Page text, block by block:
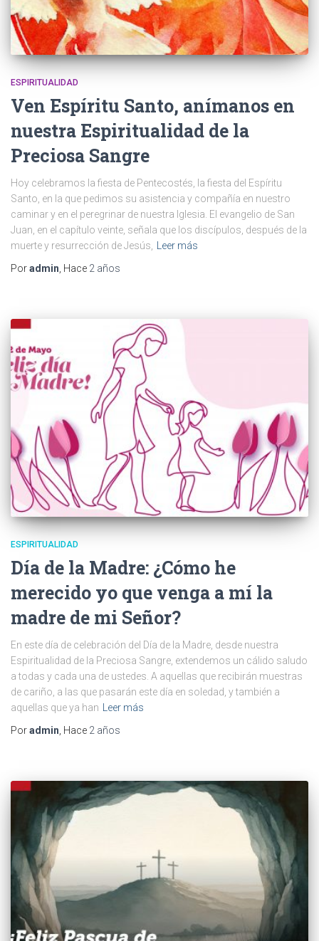
ESPIRITUALIDAD
Ven Espíritu Santo, anímanos en
nuestra Espiritualidad de la
Preciosa Sangre
Hoy celebramos la fiesta de Pentecostés, la fiesta del Espíritu
Santo, en la que pedimos su asistencia y compañía en nuestro
caminar y en el peregrinar de nuestra Iglesia. El evangelio de San
Juan, en el capítulo veinte, señala que los discípulos, después de la
muerte y resurrección de Jesús,
Leer más
Poradmin , Hace 2 años
ESPIRITUALIDAD
Día de la Madre: ¿Cómo he
merecido yo que venga a mí la
madre de mi Señor?
En este día de celebración del Día de la Madre, desde nuestra
Espiritualidad de la Preciosa Sangre, extendemos un cálido saludo
a todas y cada una de ustedes. A aquellas que recibirán muestras
de cariño, a las que pasarán este día en soledad, y también a
aquellas que ya han Leer más
Poradmin, Hace 2 años